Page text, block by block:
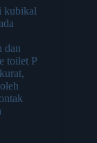
kubikal
dan
toilet P